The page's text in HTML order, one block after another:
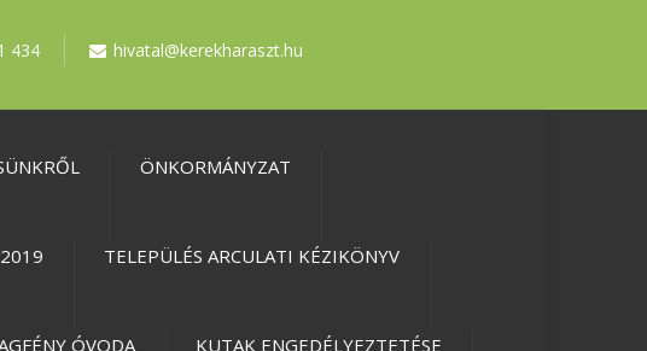
434 hivatal@kerekharaszt.hu
ÖNKORMÁNYZAT
TELEPÜLÉS ARCULATI KÉZIKÖNYV
ÓVODA KUTAK ENGEDÉLYEZTETÉSE